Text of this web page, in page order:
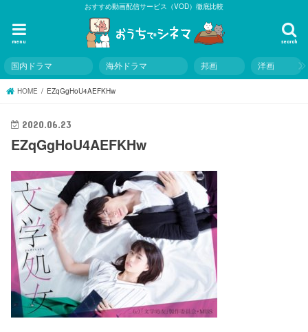
おすすめ動画配信サービス（VOD）徹底比較
search
menu
国内ドラマ 海外ドラマ 邦画 洋画
HOME EZqGgHoU4AEFKHw
2020.06.23
EZqGgHoU4AEFKHw